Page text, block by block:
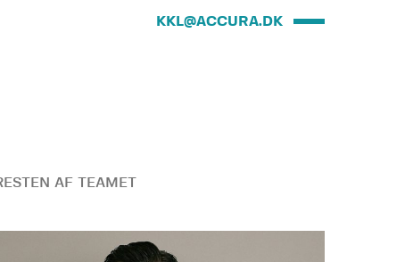
KKL@ACCURA.DK
AF TEAMET